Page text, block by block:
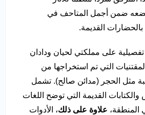
ضمن أجمل المتاحف في
بالحضارات القديمة.
على مملكتي لحيان ودادان
التي تم استخراجها من
مثل الحجر (مدائن صالح). تشمل
القديمة التي توضح اللغات
المنطقة، علاوة على ذلك، الأدوات